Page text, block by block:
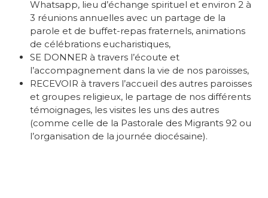
Whatsapp, lieu d’échange spirituel et environ 2 à
3 réunions annuelles avec un partage de la
parole et de buffet-repas fraternels, animations
de célébrations eucharistiques,
SE DONNER à travers l’écoute et
l’accompagnement dans la vie de nos paroisses,
RECEVOIR à travers l’accueil des autres paroisses
et groupes religieux, le partage de nos différents
témoignages, les visites les uns des autres
(comme celle de la Pastorale des Migrants 92 ou
l’organisation de la journée diocésaine).